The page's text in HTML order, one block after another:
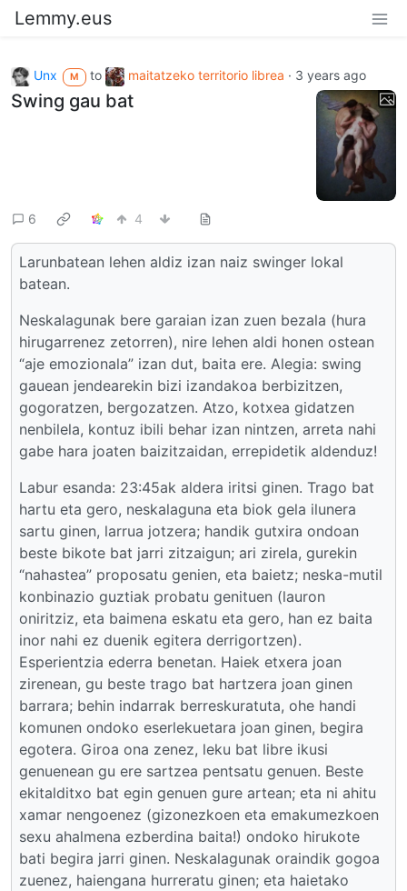
Lemmy.eus
Unx M to maitatzeko territorio librea · 3 years ago
Swing gau bat
6 4
Larunbatean lehen aldiz izan naiz swinger lokal
batean.
Neskalagunak bere garaian izan zuen bezala (hura
hirugarrenez zetorren), nire lehen aldi honen ostean
“aje emozionala” izan dut, baita ere. Alegia: swing
gauean jendearekin bizi izandakoa berbizitzen,
gogoratzen, bergozatzen. Atzo, kotxea gidatzen
nenbilela, kontuz ibili behar izan nintzen, arreta nahi
gabe hara joaten baizitzaidan, errepidetik aldenduz!
Labur esanda: 23:45ak aldera iritsi ginen. Trago bat
hartu eta gero, neskalaguna eta biok gela ilunera
sartu ginen, larrua jotzera; handik gutxira ondoan
beste bikote bat jarri zitzaigun; ari zirela, gurekin
“nahastea” proposatu genien, eta baietz; neska-mutil
konbinazio guztiak probatu genituen (lauron
oniritziz, eta baimena eskatu eta gero, han ez baita
inor nahi ez duenik egitera derrigortzen).
Esperientzia ederra benetan. Haiek etxera joan
zirenean, gu beste trago bat hartzera joan ginen
barrara; behin indarrak berreskuratuta, ohe handi
komunen ondoko eserlekuetara joan ginen, begira
egotera. Giroa ona zenez, leku bat libre ikusi
genuenean gu ere sartzea pentsatu genuen. Beste
ekitalditxo bat egin genuen gure artean; eta ni ahitu
xamar nengoenez (gizonezkoen eta emakumezkoen
sexu ahalmena ezberdina baita!) ondoko hirukote
bati begira jarri ginen. Neskalagunak oraindik gogoa
zuenez, haiengana hurreratu ginen; eta haietako